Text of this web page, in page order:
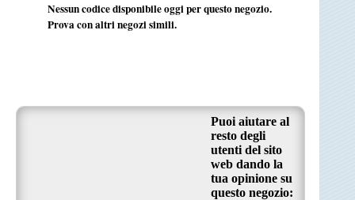
Nessun codice disponibile oggi per questo negozio.
Prova con altri negozi simili.
Puoi aiutare al
resto degli
utenti del sito
web dando la
tua opinione su
questo negozio: